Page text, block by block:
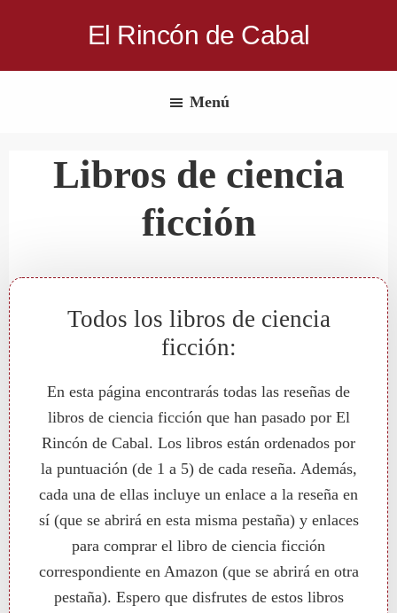
El Rincón de Cabal
libros
ciencia
ficción
Menú
Libros de ciencia
ficción
Todos los libros de ciencia
ficción:
En esta página encontrarás todas las reseñas de
libros de ciencia ficción que han pasado por El
Rincón de Cabal. Los libros están ordenados por
la puntuación (de 1 a 5) de cada reseña. Además,
cada una de ellas incluye un enlace a la reseña en
sí (que se abrirá en esta misma pestaña) y enlaces
para comprar el libro de ciencia ficción
correspondiente en Amazon (que se abrirá en otra
pestaña). Espero que disfrutes de estos libros